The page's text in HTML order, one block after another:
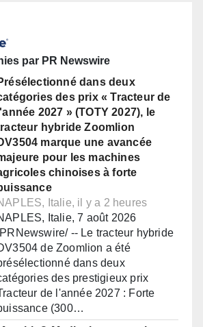
par PR Newswire
dans deux
des prix « Tracteur de
l'année 2027 » (TOTY 2027), le
hybride Zoomlion
marque une avancée
pour les machines
chinoises à forte
Italie, il y a 2 heures
Italie, 7 août 2026
-- Le tracteur hybride
de Zoomlion a été
dans deux
des prestigieux prix
de l'année 2027 : Forte
(300…